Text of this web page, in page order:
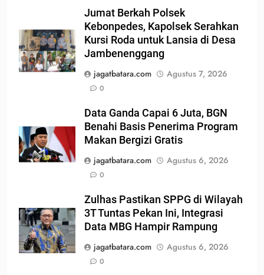
Jumat Berkah Polsek
Kebonpedes, Kapolsek Serahkan
Kursi Roda untuk Lansia di Desa
Jambenenggang
jagatbatara.com
Agustus 7, 2026
0
Data Ganda Capai 6 Juta, BGN
Benahi Basis Penerima Program
Makan Bergizi Gratis
jagatbatara.com
Agustus 6, 2026
0
Zulhas Pastikan SPPG di Wilayah
3T Tuntas Pekan Ini, Integrasi
Data MBG Hampir Rampung
jagatbatara.com
Agustus 6, 2026
0